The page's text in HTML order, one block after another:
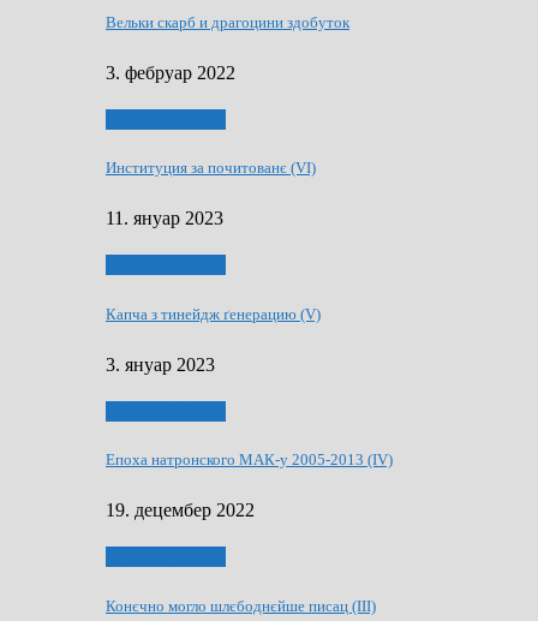
Вельки скарб и драгоцини здобуток
3. фебруар 2022
Институция за почитованє (VI)
11. януар 2023
Капча з тинейдж ґенерацию (V)
3. януар 2023
Епоха натронского МАК-у 2005-2013 (IV)
19. децембер 2022
Конєчно могло шлєбоднєйше писац (III)